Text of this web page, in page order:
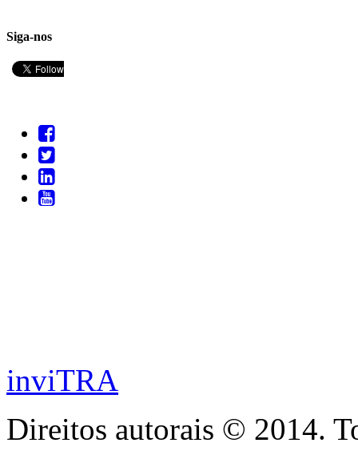
Siga-nos
inviTRA
Direitos autorais © 2014.